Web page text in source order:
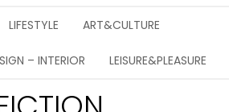
LIFESTYLE ART&CULTURE
– INTERIOR LEISURE&PLEASURE